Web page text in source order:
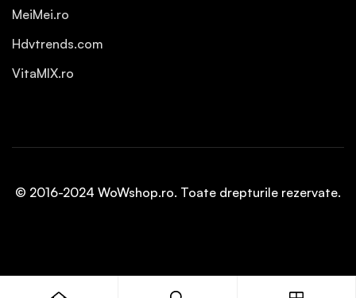
MeiMei.ro
Hdvtrends.com
VitaMIX.ro
© 2016-2024 WoWshop.ro. Toate drepturile rezervate.